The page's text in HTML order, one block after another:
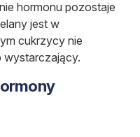
hormonu pozostaje
jest w
cukrzycy nie
wystarczający.